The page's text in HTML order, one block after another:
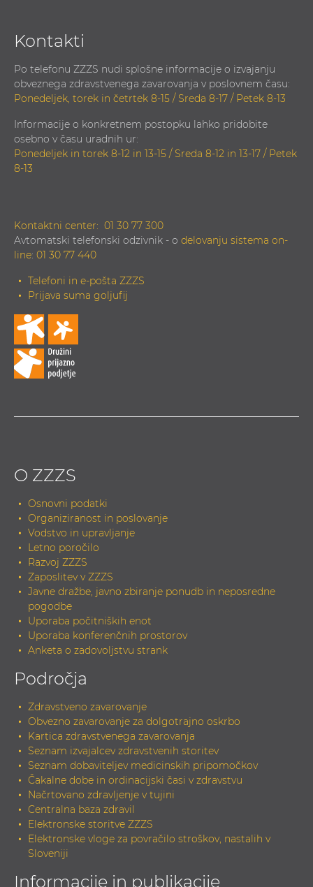
Kontakti
Po telefonu ZZZS nudi splošne informacije o izvajanju
obveznega zdravstvenega zavarovanja v poslovnem času:
Ponedeljek, torek in četrtek 8-15 / Sreda 8-17 / Petek 8-13
Informacije o konkretnem postopku lahko pridobite
osebno v času uradnih ur:
Ponedeljek in torek 8-12 in 13-15 / Sreda 8-12 in 13-17 / Petek
8-13
Kontaktni center: 01 30 77 300
Avtomatski telefonski odzivnik - o delovanju sistema on-
line: 01 30 77 440
Telefoni in e-pošta ZZZS
Prijava suma goljufij
O ZZZS
Osnovni podatki
Organiziranost in poslovanje
Vodstvo in upravljanje
Letno poročilo
Razvoj ZZZS
Zaposlitev v ZZZS
Javne dražbe, javno zbiranje ponudb in neposredne
pogodbe
Uporaba počitniških enot
Uporaba konferenčnih prostorov
Anketa o zadovoljstvu strank
Področja
Zdravstveno zavarovanje
Obvezno zavarovanje za dolgotrajno oskrbo
Kartica zdravstvenega zavarovanja
Seznam izvajalcev zdravstvenih storitev
Seznam dobaviteljev medicinskih pripomočkov
Čakalne dobe in ordinacijski časi v zdravstvu
Načrtovano zdravljenje v tujini
Centralna baza zdravil
Elektronske storitve ZZZS
Elektronske vloge za povračilo stroškov, nastalih v
Sloveniji
Informacije in publikacije